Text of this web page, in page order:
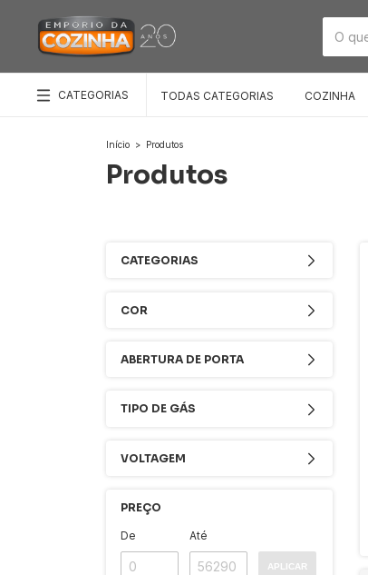
CATEGORIAS TODAS CATEGORIAS COZINHA
Início > Produtos
Produtos
CATEGORIAS
COR
ABERTURA DE PORTA
TIPO DE GÁS
VOLTAGEM
PREÇO
De Até
APLICAR